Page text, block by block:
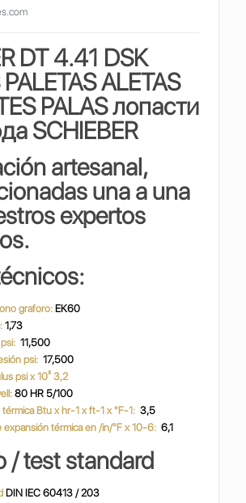
DT 4.41 DSK
ALETAS
PALASлопасти
SCHIEBER
artesanal,
una a una
expertos
graforo: EK60
1,73
psi:11,500
psi:17,500
psi x 10³ 3,2
80 HR 5/100
térmica Btu x hr-1 x ft-1 x °F-1:3,5
térmica en /in/°F x 10-6: 6,1
/ test standard
DIN IEC 60413 / 203